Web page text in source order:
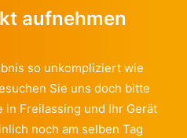
aufnehmen
so unkompliziert wie
Sie uns doch bitte
Freilassing und Ihr Gerät
noch am selben Tag